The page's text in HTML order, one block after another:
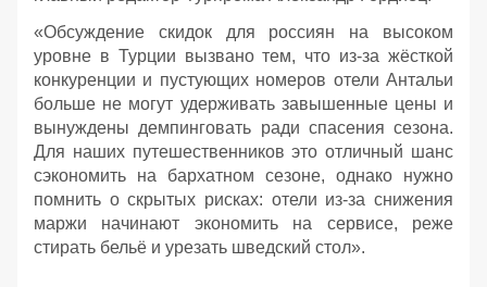
«Обсуждение скидок для россиян на высоком
уровне в Турции вызвано тем, что из-за жёсткой
конкуренции и пустующих номеров отели Антальи
больше не могут удерживать завышенные цены и
вынуждены демпинговать ради спасения сезона.
Для наших путешественников это отличный шанс
сэкономить на бархатном сезоне, однако нужно
помнить о скрытых рисках: отели из-за снижения
маржи начинают экономить на сервисе, реже
стирать бельё и урезать шведский стол».